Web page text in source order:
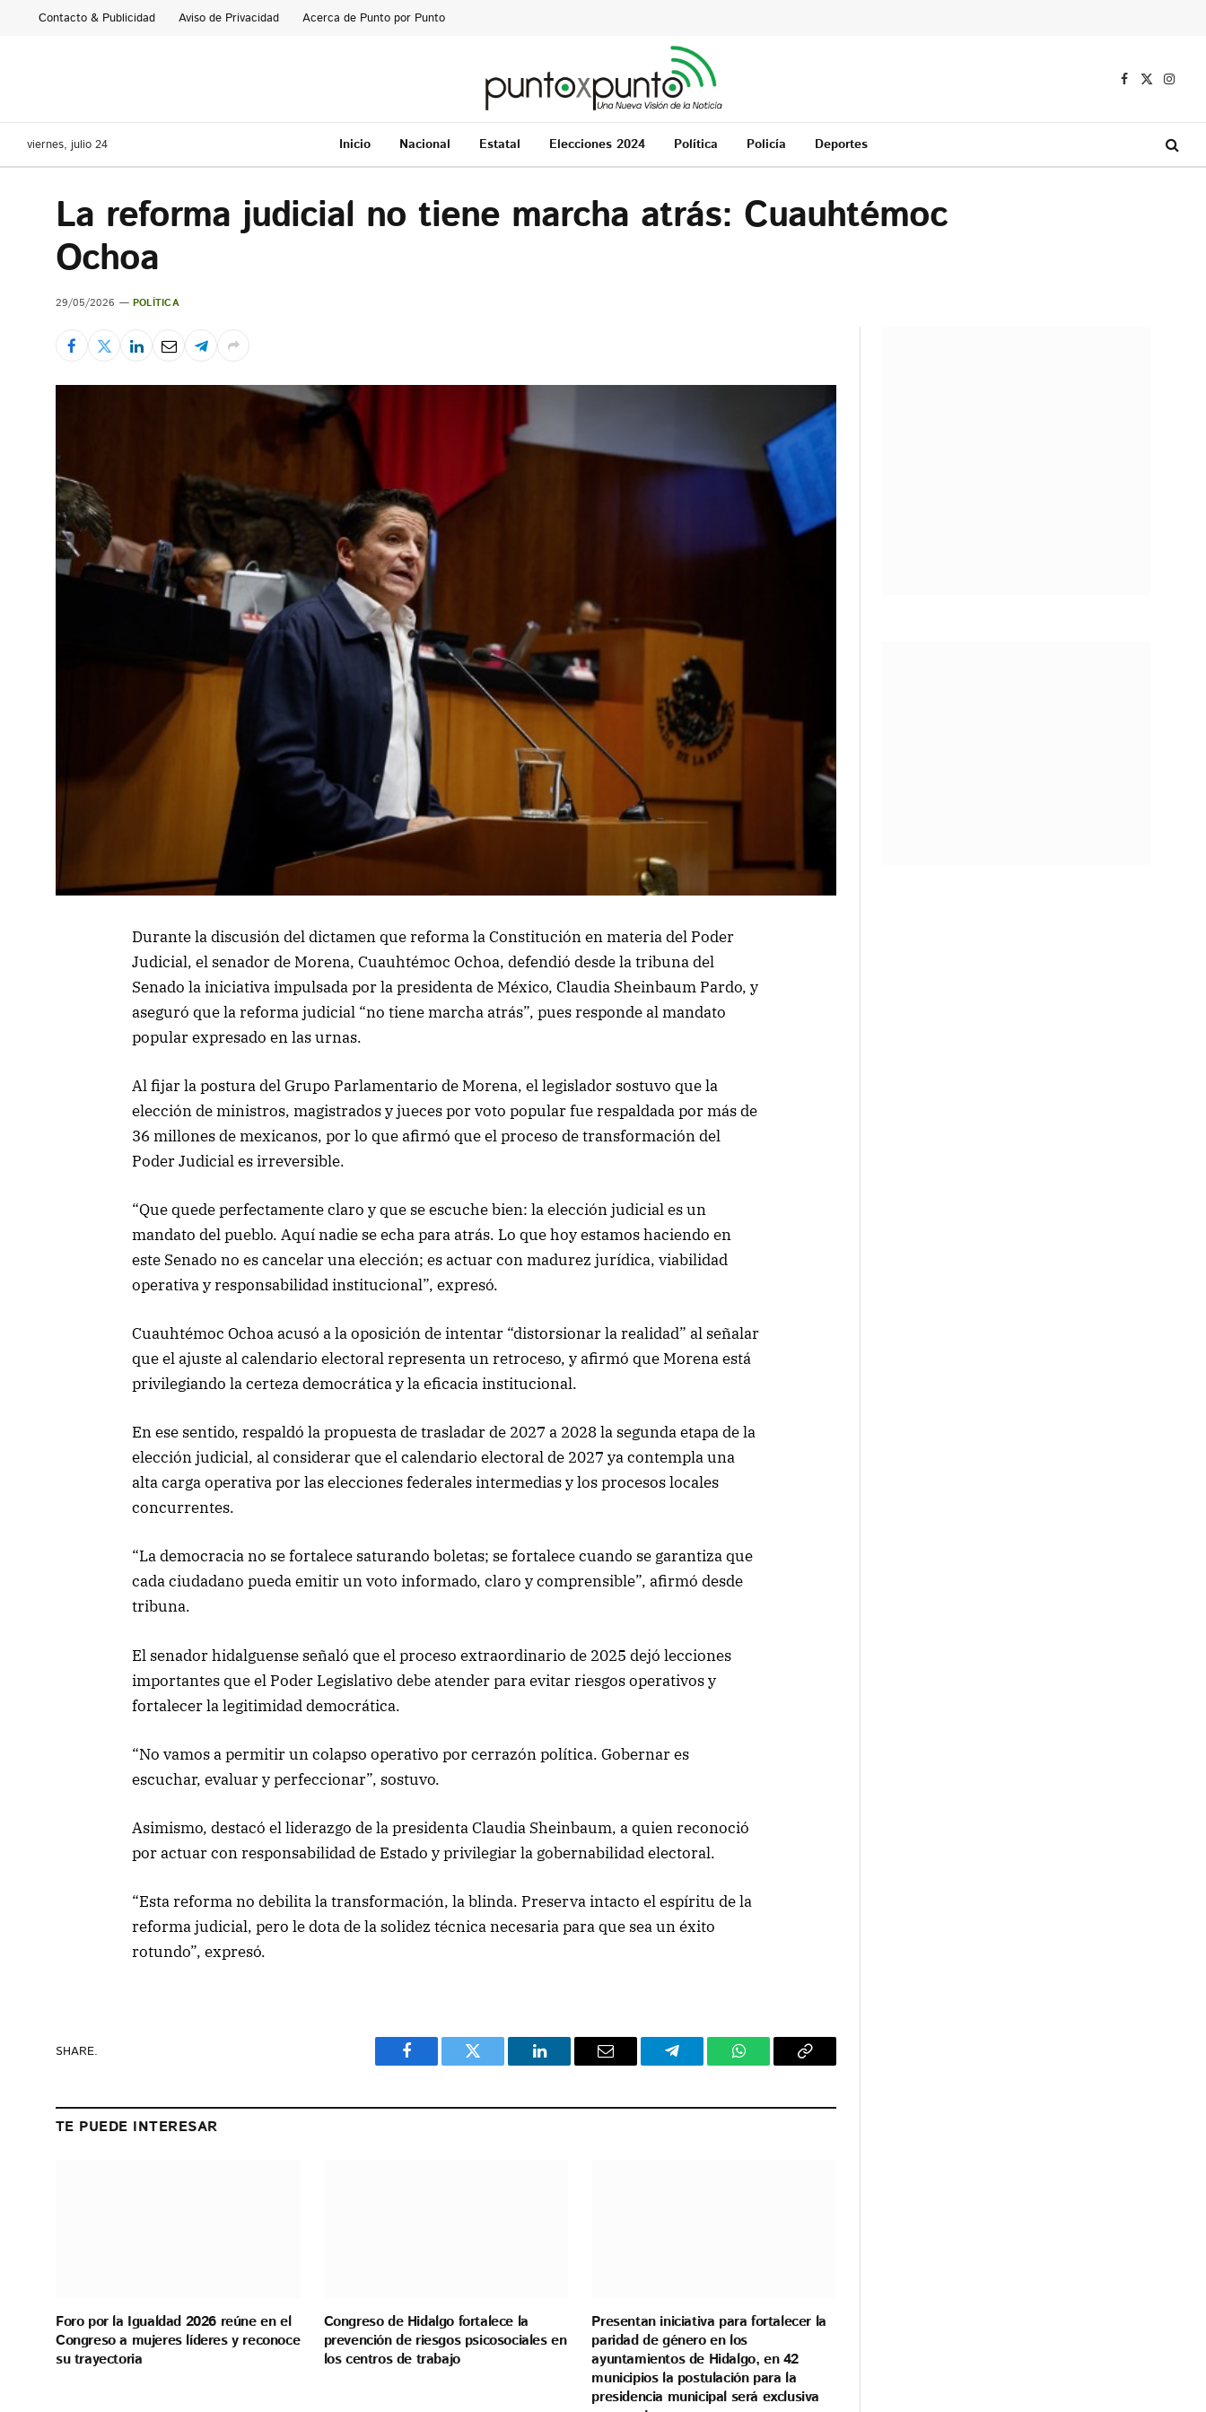
Contacto & Publicidad Aviso de Privacidad Acerca de Punto por Punto
Facebook
X
viernes, julio 24 Inicio Nacional Estatal Elecciones 2024 Política Policía Deportes
La reforma judicial no tiene marcha atrás: Cuauhtémoc
Ochoa
29/05/2026 POLÍTICA
Durante la discusión del dictamen que reforma la Constitución en materia del Poder
Judicial, el senador de Morena, Cuauhtémoc Ochoa, defendió desde la tribuna del
Senado la iniciativa impulsada por la presidenta de México, Claudia Sheinbaum Pardo, y
aseguró que la reforma judicial “no tiene marcha atrás”, pues responde al mandato
popular expresado en las urnas.
Al fijar la postura del Grupo Parlamentario de Morena, el legislador sostuvo que la
elección de ministros, magistrados y jueces por voto popular fue respaldada por más de
36 millones de mexicanos, por lo que afirmó que el proceso de transformación del
Poder Judicial es irreversible.
“Que quede perfectamente claro y que se escuche bien: la elección judicial es un
mandato del pueblo. Aquí nadie se echa para atrás. Lo que hoy estamos haciendo en
este Senado no es cancelar una elección; es actuar con madurez jurídica, viabilidad
operativa y responsabilidad institucional”, expresó.
Cuauhtémoc Ochoa acusó a la oposición de intentar “distorsionar la realidad” al señalar
que el ajuste al calendario electoral representa un retroceso, y afirmó que Morena está
privilegiando la certeza democrática y la eficacia institucional.
En ese sentido, respaldó la propuesta de trasladar de 2027 a 2028 la segunda etapa de la
elección judicial, al considerar que el calendario electoral de 2027 ya contempla una
alta carga operativa por las elecciones federales intermedias y los procesos locales
concurrentes.
“La democracia no se fortalece saturando boletas; se fortalece cuando se garantiza que
cada ciudadano pueda emitir un voto informado, claro y comprensible”, afirmó desde
tribuna.
El senador hidalguense señaló que el proceso extraordinario de 2025 dejó lecciones
importantes que el Poder Legislativo debe atender para evitar riesgos operativos y
fortalecer la legitimidad democrática.
“No vamos a permitir un colapso operativo por cerrazón política. Gobernar es
escuchar, evaluar y perfeccionar”, sostuvo.
Asimismo, destacó el liderazgo de la presidenta Claudia Sheinbaum, a quien reconoció
por actuar con responsabilidad de Estado y privilegiar la gobernabilidad electoral.
“Esta reforma no debilita la transformación, la blinda. Preserva intacto el espíritu de la
reforma judicial, pero le dota de la solidez técnica necesaria para que sea un éxito
rotundo”, expresó.
SHARE.
Facebook Twitter LinkedIn Email Telegram WhatsAppCopy
TE PUEDE INTERESAR
Foro por la Igualdad 2026 reúne en el
Congreso a mujeres líderes y reconoce
su trayectoria
Congreso de Hidalgo fortalece la
prevención de riesgos psicosociales en
los centros de trabajo
Presentan iniciativa para fortalecer la
paridad de género en los
ayuntamientos de Hidalgo, en 42
municipios la postulación para la
presidencia municipal será exclusiva